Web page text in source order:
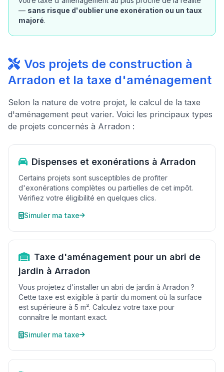
— sans risque d'oublier une exonération ou un taux
majoré.
Vos projets de construction à
Arradon et la taxe d'aménagement
Selon la nature de votre projet, le calcul de la taxe
d'aménagement peut varier. Voici les principaux types
de projets concernés à Arradon :
Dispenses et exonérations à Arradon
Certains projets sont susceptibles de profiter
d'exonérations complètes ou partielles de cet impôt.
Vérifiez votre éligibilité en quelques clics.
Simuler ma taxe
Taxe d'aménagement pour un abri de
jardin à Arradon
Vous projetez d'installer un abri de jardin à Arradon ?
Cette taxe est exigible à partir du moment où la surface
est supérieure à 5 m². Calculez votre taxe pour
connaître le montant exact.
Simuler ma taxe